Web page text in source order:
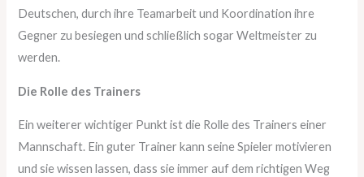
Deutschen, durch ihre Teamarbeit und Koordination ihre
Gegner zu besiegen und schließlich sogar Weltmeister zu
werden.
Die Rolle des Trainers
Ein weiterer wichtiger Punkt ist die Rolle des Trainers einer
Mannschaft. Ein guter Trainer kann seine Spieler motivieren
und sie wissen lassen, dass sie immer auf dem richtigen Weg